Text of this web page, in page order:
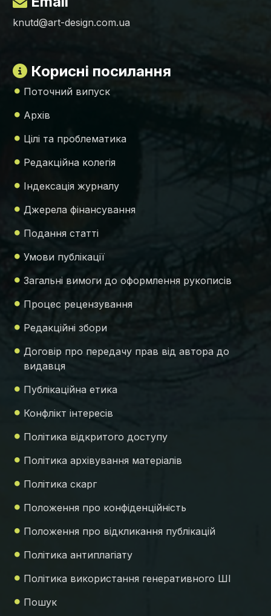
knutd@art-design.com.ua
Корисні посилання
Поточний випуск
Архів
Цілі та проблематика
Редакційна колегія
Індексація журналу
Джерела фінансування
Подання статті
Умови публікації
Загальні вимоги до оформлення рукописів
Процес рецензування
Редакційні збори
Договір про передачу прав від автора до
видавця
Публікаційна етика
Конфлікт інтересів
Політика відкритого доступу
Політика архівування матеріалів
Політика скарг
Положення про конфіденційність
Положення про відкликання публікацій
Політика антиплагіату
Політика використання генеративного ШІ
Пошук